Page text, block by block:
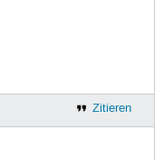
Zitieren